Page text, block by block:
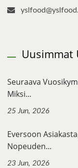
Uusimmat
Seuraava
Miksi...
25 Jun, 2026
Eversoon
Nopeuden...
23 Jun, 2026